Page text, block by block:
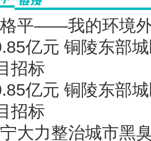
格平——我的环境
亿元 铜陵东部
招标
亿元 铜陵东部
招标
大力整治城市黑